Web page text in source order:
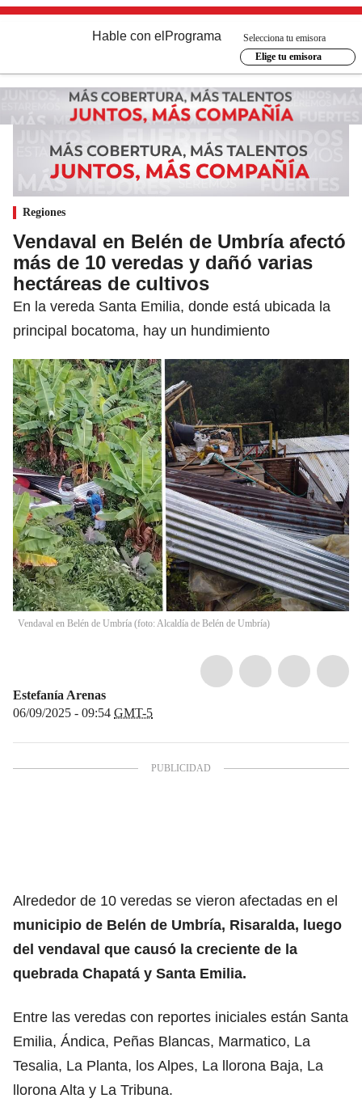
Hable con el Programa
Selecciona tu emisora
Elige tu emisora
Regiones
Vendaval en Belén de Umbría afectó
más de 10 veredas y dañó varias
hectáreas de cultivos
En la vereda Santa Emilia, donde está ubicada la
principal bocatoma, hay un hundimiento
Vendaval en Belén de Umbría (foto: Alcaldía de Belén de Umbría)
Estefanía Arenas
06/09/2025 - 09:54 GMT-5
Alrededor de 10 veredas se vieron afectadas en el
municipio de Belén de Umbría, Risaralda, luego
del vendaval que causó la creciente de la
quebrada Chapatá y Santa Emilia.
Entre las veredas con reportes iniciales están Santa
Emilia, Ándica, Peñas Blancas, Marmatico, La
Tesalia, La Planta, los Alpes, La llorona Baja, La
llorona Alta y La Tribuna.